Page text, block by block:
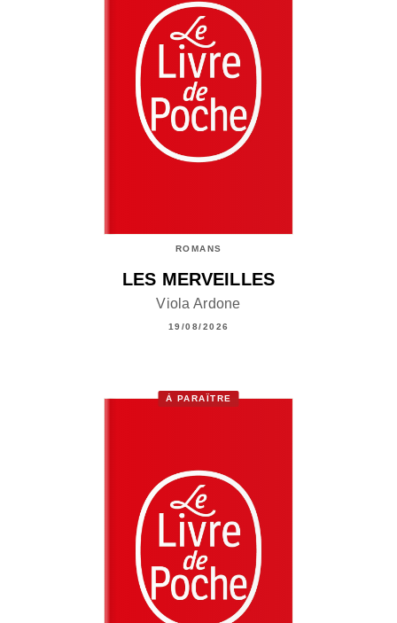
ROMANS
LES MERVEILLES
Viola Ardone
19/08/2026
À PARAÎTRE